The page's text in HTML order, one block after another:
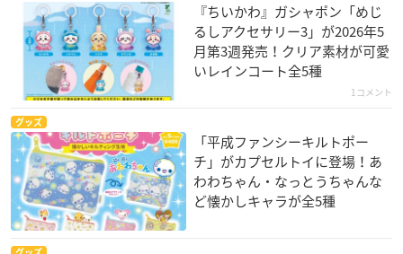
『ちいかわ』ガシャポン「めじ
るしアクセサリー3」が2026年5
月第3週発売！クリア素材が可愛
いレインコート全5種
1コメント
グッズ
「平成ファンシーキルトポー
チ」がカプセルトイに登場！あ
わわちゃん・なっとうちゃんな
ど懐かしキャラが全5種
グッズ